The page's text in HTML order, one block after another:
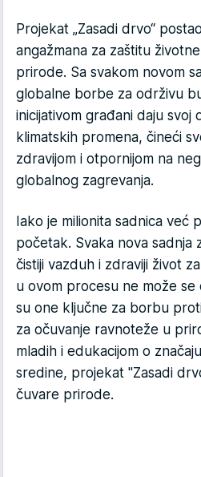
Projekat „Zasadi drvo“
angažmana za zaštitu
prirode. Sa svakom novom
globalne borbe za održivu
inicijativom građani daju
klimatskih promena, čineći
zdravijom i otpornijom na
globalnog zagrevanja.
Iako je milionita sadnica već
početak. Svaka nova sadnja
čistiji vazduh i zdraviji život
u ovom procesu ne može se
su one ključne za borbu
za očuvanje ravnoteže u
mladih i edukacijom o
sredine, projekat "Zasadi
čuvare prirode.